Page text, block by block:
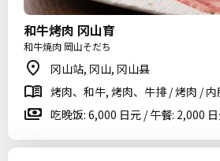
和牛烤肉 冈山育
和牛焼肉 岡山そだち
冈山站, 冈山, 冈山县
烤肉、和牛, 烤肉、牛排 / 烤肉 /
吃晚饭: 6,000 日元 / 午餐: 2,000